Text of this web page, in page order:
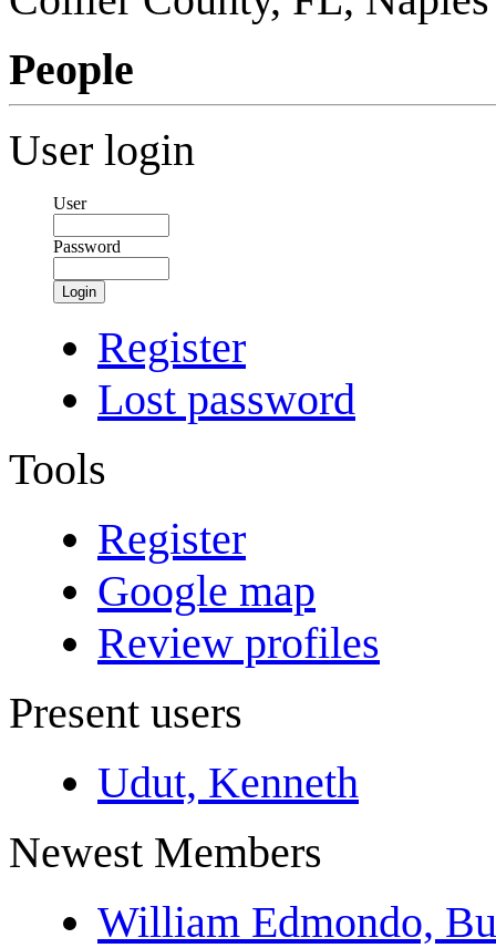
People
User login
User
Password
Login
Register
Lost password
Tools
Register
Google map
Review profiles
Present users
Udut, Kenneth
Newest Members
William Edmondo,